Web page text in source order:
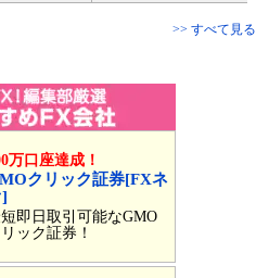
>> すべて見る
万口座達成！
クリック証券[FXネ
即日取引可能なGMO
ック証券！